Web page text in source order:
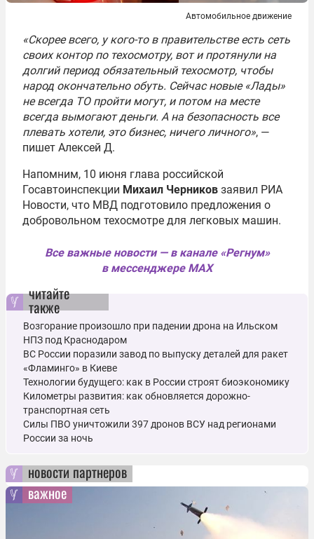
Автомобильное движение
«Скорее всего, у кого-то в правительстве есть сеть
своих контор по техосмотру, вот и протянули на
долгий период обязательный техосмотр, чтобы
народ окончательно обуть. Сейчас новые «Лады»
не всегда ТО пройти могут, и потом на месте
всегда вымогают деньги. А на безопасность все
плевать хотели, это бизнес, ничего личного», —
пишет Алексей Д.
Напомним, 10 июня глава российской
Госавтоинспекции Михаил Черников заявил РИА
Новости, что МВД подготовило предложения о
добровольном техосмотре для легковых машин.
Все важные новости — в канале «Регнум»
в мессенджере MAX
читайте
также
Возгорание произошло при падении дрона на Ильском
НПЗ под Краснодаром
ВС России поразили завод по выпуску деталей для ракет
«Фламинго» в Киеве
Технологии будущего: как в России строят биоэкономику
Километры развития: как обновляется дорожно-
транспортная сеть
Силы ПВО уничтожили 397 дронов ВСУ над регионами
России за ночь
новости партнеров
важное